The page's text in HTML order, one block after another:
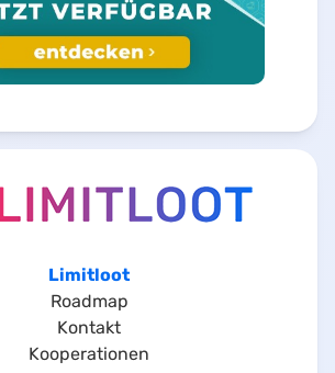
Limitloot
Roadmap
Kontakt
Kooperationen